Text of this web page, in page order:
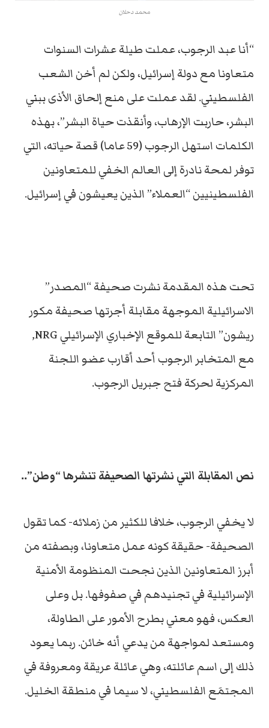
محمد دحلان
“أنا عبد الرجوب، عملت طيلة عشرات السنوات
متعاونا مع دولة إسرائيل، ولكن لم أخن الشعب
الفلسطيني. لقد عملت على منع إلحاق الأذى ببني
البشر، حاربت الإرهاب، وأنقذت حياة البشر”، بهذه
الكلمات استهل الرجوب (59 عاما) قصة حياته، التي
توفر لمحة نادرة إلى العالم الخفي للمتعاونين
الفلسطينيين “العملاء” الذين يعيشون في إسرائيل.
تحت هذه المقدمة نشرت صحيفة “المصدر”
الاسرائيلية الموجهة مقابلة أجرتها صحيفة مكور
ريشون” التابعة للموقع الإخباري الإسرائيلي NRG,
مع المتخابر الرجوب أحد أقارب عضو اللجنة
المركزية لحركة فتح جبريل الرجوب.
نص المقابلة التي نشرتها الصحيفة تنشرها “وطن”..
لا يخفي الرجوب، خلافا للكثير من زملائه- كما تقول
الصحيفة- حقيقة كونه عمل متعاونا، وبصفته من
أبرز المتعاونين الذين نجحت المنظومة الأمنية
الإسرائيلية في تجنيدهم في صفوفها. بل وعلى
العكس، فهو معني بطرح الأمور على الطاولة،
ومستعد لمواجهة من يدعي أنه خائن. ربما يعود
ذلك إلى اسم عائلته، وهي عائلة عريقة ومعروفة في
المجتمَع الفلسطيني، لا سيما في منطقة الخليل.